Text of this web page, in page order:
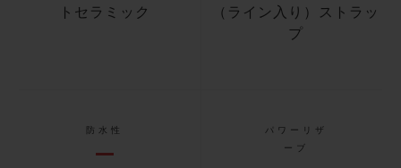
トセラミック
（ライン入り）ストラッ
プ
防水性
パワーリザ
ーブ